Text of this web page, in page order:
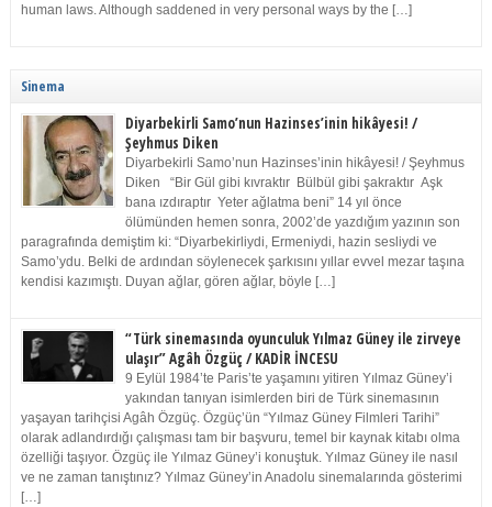
human laws. Although saddened in very personal ways by the […]
Sinema
Diyarbekirli Samo’nun Hazinses’inin hikâyesi! /
Şeyhmus Diken
Diyarbekirli Samo’nun Hazinses’inin hikâyesi! / Şeyhmus
Diken “Bir Gül gibi kıvraktır Bülbül gibi şakraktır Aşk
bana ızdıraptır Yeter ağlatma beni” 14 yıl önce
ölümünden hemen sonra, 2002’de yazdığım yazının son
paragrafında demiştim ki: “Diyarbekirliydi, Ermeniydi, hazin sesliydi ve
Samo’ydu. Belki de ardından söylenecek şarkısını yıllar evvel mezar taşına
kendisi kazımıştı. Duyan ağlar, gören ağlar, böyle […]
“Türk sinemasında oyunculuk Yılmaz Güney ile zirveye
ulaşır” Agâh Özgüç / KADİR İNCESU
9 Eylül 1984’te Paris’te yaşamını yitiren Yılmaz Güney’i
yakından tanıyan isimlerden biri de Türk sinemasının
yaşayan tarihçisi Agâh Özgüç. Özgüç’ün “Yılmaz Güney Filmleri Tarihi”
olarak adlandırdığı çalışması tam bir başvuru, temel bir kaynak kitabı olma
özelliği taşıyor. Özgüç ile Yılmaz Güney’i konuştuk. Yılmaz Güney ile nasıl
ve ne zaman tanıştınız? Yılmaz Güney’in Anadolu sinemalarında gösterimi
[…]